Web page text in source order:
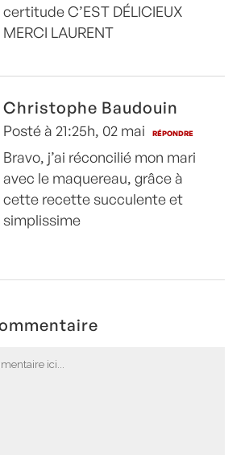
certitude C’EST DÉLICIEUX
MERCI LAURENT
Christophe Baudouin
Posté à 21:25h, 02 mai RÉPONDRE
Bravo, j’ai réconcilié mon mari
avec le maquereau, grâce à
cette recette succulente et
simplissime